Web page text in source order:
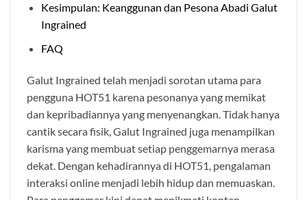
Kesimpulan: Keanggunan dan Pesona Abadi Galut
Ingrained
FAQ
Galut Ingrained telah menjadi sorotan utama para
pengguna HOT51 karena pesonanya yang memikat
dan kepribadiannya yang menyenangkan. Tidak hanya
cantik secara fisik, Galut Ingrained juga menampilkan
karisma yang membuat setiap penggemarnya merasa
dekat. Dengan kehadirannya di HOT51, pengalaman
interaksi online menjadi lebih hidup dan memuaskan.